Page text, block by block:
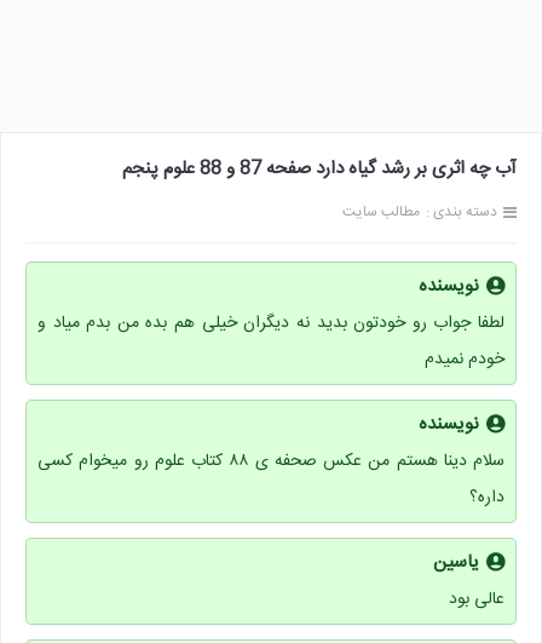
آب چه اثری بر رشد گیاه دارد صفحه 87 و 88 علوم پنجم
دسته بندی : مطالب سایت
نویسنده
لطفا جواب رو خودتون بدید نه دیگران خیلی هم بده من بدم میاد و
خودم نمیدم
نویسنده
سلام دینا هستم من عکس صحفه ی ۸۸ کتاب علوم رو میخوام کسی
داره؟
یاسین
عالی بود